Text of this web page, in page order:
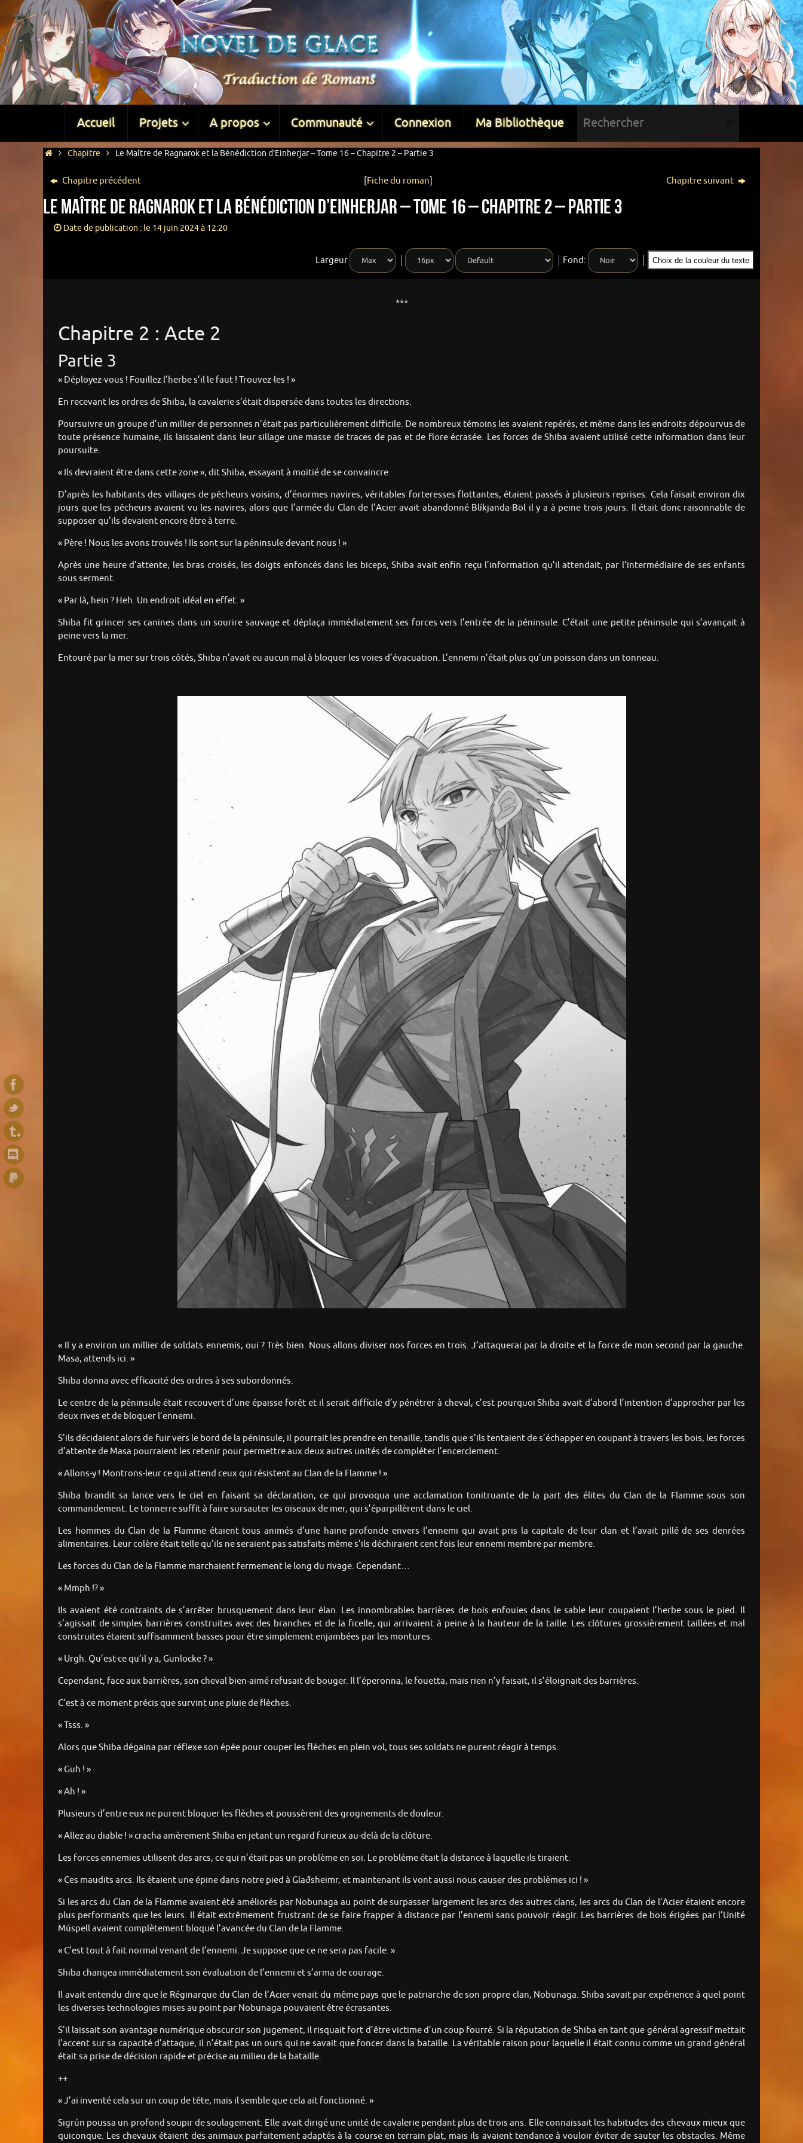
Accueil Projets A propos Communauté Connexion Ma Bibliothèque
Chapitre Le Maître de Ragnarok et la Bénédiction d’Einherjar – Tome 16 – Chapitre 2 – Partie 3
Chapitre précédent [Fiche du roman] Chapitre suivant
Le Maître de Ragnarok et la Bénédiction d’Einherjar – Tome 16 – Chapitre 2 – Partie 3
Date de publication : le 14 juin 2024 à 12:20
Largeur Fond: Choix de la couleur du texte
***
Chapitre 2 : Acte 2
Partie 3
« Déployez-vous ! Fouillez l’herbe s’il le faut ! Trouvez-les ! »
En recevant les ordres de Shiba, la cavalerie s’était dispersée dans toutes les directions.
Poursuivre un groupe d’un millier de personnes n’était pas particulièrement difficile. De nombreux témoins les avaient repérés, et même dans les endroits dépourvus de
toute présence humaine, ils laissaient dans leur sillage une masse de traces de pas et de flore écrasée. Les forces de Shiba avaient utilisé cette information dans leur
poursuite.
« Ils devraient être dans cette zone », dit Shiba, essayant à moitié de se convaincre.
D’après les habitants des villages de pêcheurs voisins, d’énormes navires, véritables forteresses flottantes, étaient passés à plusieurs reprises. Cela faisait environ dix
jours que les pêcheurs avaient vu les navires, alors que l’armée du Clan de l’Acier avait abandonné Blíkjanda-Böl il y a à peine trois jours. Il était donc raisonnable de
supposer qu’ils devaient encore être à terre.
« Père ! Nous les avons trouvés ! Ils sont sur la péninsule devant nous ! »
Après une heure d’attente, les bras croisés, les doigts enfoncés dans les biceps, Shiba avait enfin reçu l’information qu’il attendait, par l’intermédiaire de ses enfants
sous serment.
« Par là, hein ? Heh. Un endroit idéal en effet. »
Shiba fit grincer ses canines dans un sourire sauvage et déplaça immédiatement ses forces vers l’entrée de la péninsule. C’était une petite péninsule qui s’avançait à
peine vers la mer.
Entouré par la mer sur trois côtés, Shiba n’avait eu aucun mal à bloquer les voies d’évacuation. L’ennemi n’était plus qu’un poisson dans un tonneau.
« Il y a environ un millier de soldats ennemis, oui ? Très bien. Nous allons diviser nos forces en trois. J’attaquerai par la droite et la force de mon second par la gauche.
Masa, attends ici. »
Shiba donna avec efficacité des ordres à ses subordonnés.
Le centre de la péninsule était recouvert d’une épaisse forêt et il serait difficile d’y pénétrer à cheval, c’est pourquoi Shiba avait d’abord l’intention d’approcher par les
deux rives et de bloquer l’ennemi.
S’ils décidaient alors de fuir vers le bord de la péninsule, il pourrait les prendre en tenaille, tandis que s’ils tentaient de s’échapper en coupant à travers les bois, les forces
d’attente de Masa pourraient les retenir pour permettre aux deux autres unités de compléter l’encerclement.
« Allons-y ! Montrons-leur ce qui attend ceux qui résistent au Clan de la Flamme ! »
Shiba brandit sa lance vers le ciel en faisant sa déclaration, ce qui provoqua une acclamation tonitruante de la part des élites du Clan de la Flamme sous son
commandement. Le tonnerre suffit à faire sursauter les oiseaux de mer, qui s’éparpillèrent dans le ciel.
Les hommes du Clan de la Flamme étaient tous animés d’une haine profonde envers l’ennemi qui avait pris la capitale de leur clan et l’avait pillé de ses denrées
alimentaires. Leur colère était telle qu’ils ne seraient pas satisfaits même s’ils déchiraient cent fois leur ennemi membre par membre.
Les forces du Clan de la Flamme marchaient fermement le long du rivage. Cependant…
« Mmph !? »
Ils avaient été contraints de s’arrêter brusquement dans leur élan. Les innombrables barrières de bois enfouies dans le sable leur coupaient l’herbe sous le pied. Il
s’agissait de simples barrières construites avec des branches et de la ficelle, qui arrivaient à peine à la hauteur de la taille. Les clôtures grossièrement taillées et mal
construites étaient suffisamment basses pour être simplement enjambées par les montures.
« Urgh. Qu’est-ce qu’il y a, Gunlocke ? »
Cependant, face aux barrières, son cheval bien-aimé refusait de bouger. Il l’éperonna, le fouetta, mais rien n’y faisait, il s’éloignait des barrières.
C’est à ce moment précis que survint une pluie de flèches.
« Tsss. »
Alors que Shiba dégaina par réflexe son épée pour couper les flèches en plein vol, tous ses soldats ne purent réagir à temps.
« Guh ! »
« Ah ! »
Plusieurs d’entre eux ne purent bloquer les flèches et poussèrent des grognements de douleur.
« Allez au diable ! » cracha amèrement Shiba en jetant un regard furieux au-delà de la clôture.
Les forces ennemies utilisent des arcs, ce qui n’était pas un problème en soi. Le problème était la distance à laquelle ils tiraient.
« Ces maudits arcs. Ils étaient une épine dans notre pied à Glaðsheimr, et maintenant ils vont aussi nous causer des problèmes ici ! »
Si les arcs du Clan de la Flamme avaient été améliorés par Nobunaga au point de surpasser largement les arcs des autres clans, les arcs du Clan de l’Acier étaient encore
plus performants que les leurs. Il était extrêmement frustrant de se faire frapper à distance par l’ennemi sans pouvoir réagir. Les barrières de bois érigées par l’Unité
Múspell avaient complètement bloqué l’avancée du Clan de la Flamme.
« C’est tout à fait normal venant de l’ennemi. Je suppose que ce ne sera pas facile. »
Shiba changea immédiatement son évaluation de l’ennemi et s’arma de courage.
Il avait entendu dire que le Réginarque du Clan de l’Acier venait du même pays que le patriarche de son propre clan, Nobunaga. Shiba savait par expérience à quel point
les diverses technologies mises au point par Nobunaga pouvaient être écrasantes.
S’il laissait son avantage numérique obscurcir son jugement, il risquait fort d’être victime d’un coup fourré. Si la réputation de Shiba en tant que général agressif mettait
l’accent sur sa capacité d’attaque, il n’était pas un ours qui ne savait que foncer dans la bataille. La véritable raison pour laquelle il était connu comme un grand général
était sa prise de décision rapide et précise au milieu de la bataille.
++
« J’ai inventé cela sur un coup de tête, mais il semble que cela ait fonctionné. »
Sigrún poussa un profond soupir de soulagement. Elle avait dirigé une unité de cavalerie pendant plus de trois ans. Elle connaissait les habitudes des chevaux mieux que
quiconque. Les chevaux étaient des animaux parfaitement adaptés à la course en terrain plat, mais ils avaient tendance à vouloir éviter de sauter les obstacles. Même